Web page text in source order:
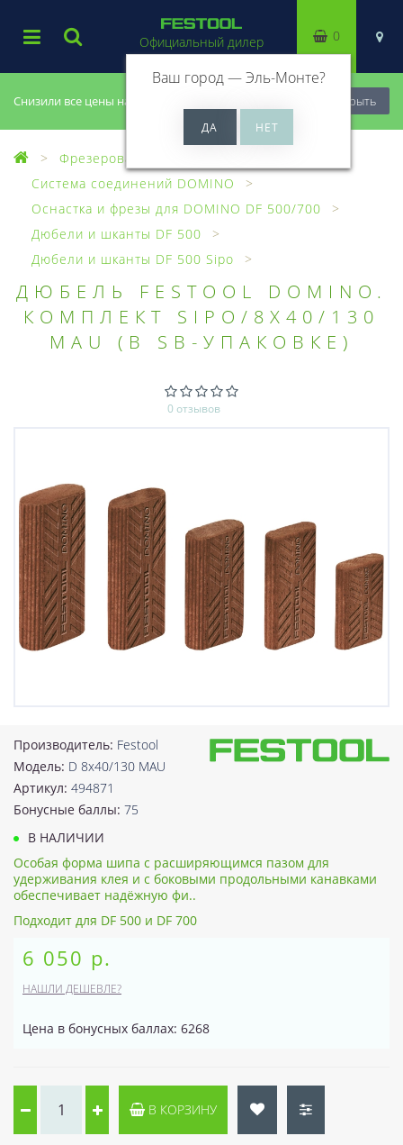
Снизили все цены на 20%, успей купить! Закрыть
Официальный дилер
Ваш город —Эль-Монте?
0
Фрезерование
Система соединений DOMINO
Оснастка и фрезы для DOMINO DF 500/700
Дюбели и шканты DF 500
Дюбели и шканты DF 500 Sipo
ДЮБЕЛЬ FESTOOL DOMINO.
КОМПЛЕКТ SIPO/8X40/130
MAU (В SB-УПАКОВКЕ)
0 отзывов
Производитель: Festool
Модель: D 8x40/130 MAU
Артикул: 494871
Бонусные баллы: 75
В НАЛИЧИИ
Особая форма шипа с расширяющимся пазом для
удерживания клея и с боковыми продольными канавками
обеспечивает надёжную фи..
Подходит для DF 500 и DF 700
6 050 р.
НАШЛИ ДЕШЕВЛЕ?
Цена в бонусных баллах: 6268
В КОРЗИНУ